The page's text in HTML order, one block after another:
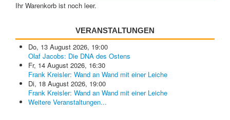
Ihr Warenkorb ist noch leer.
VERANSTALTUNGEN
Do, 13 August 2026, 19:00
Olaf Jacobs: Die DNA des Ostens
Fr, 14 August 2026, 16:30
Frank Kreisler: Wand an Wand mit einer Leiche
Di, 18 August 2026, 19:00
Frank Kreisler: Wand an Wand mit einer Leiche
Weitere Veranstaltungen...